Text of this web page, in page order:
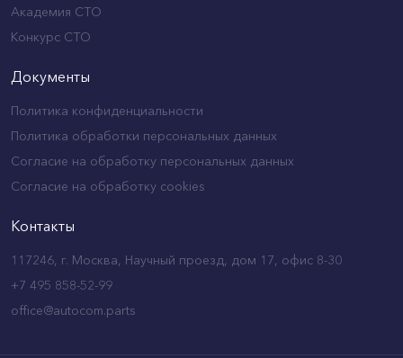
Академия СТО
Конкурс СТО
Документы
Политика конфиденциальности
Политика обработки персональных данных
Согласие на обработку персональных данных
Согласие на обработку cookies
Контакты
117246, г. Москва, Научный проезд, дом 17, офис 8-30
+7 495 858-52-99
office@autocom.parts